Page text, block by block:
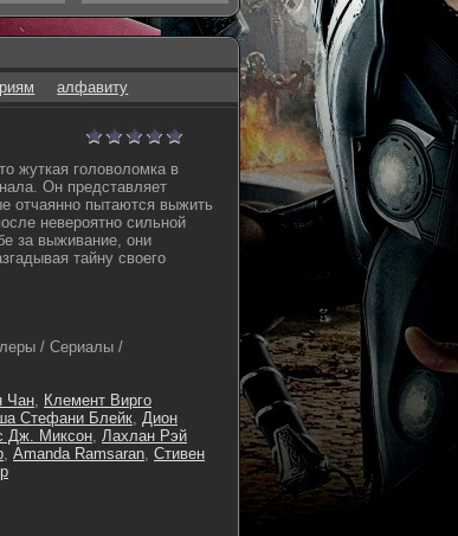
алфавиту
жуткая головоломка в
Он представляет
отчаянно пытаются выжить
невероятно сильной
за выживание, они
тайну своего
/ Сериалы /
Чан, Клемент Вирго
Стефани Блейк, Дион
Дж. Миксон, Лахлан Рэй
, Amanda Ramsaran, Стивен